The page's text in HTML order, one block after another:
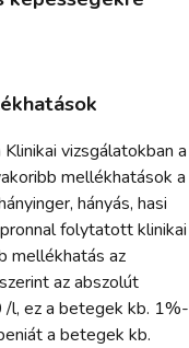
vizsgálatokban a
mellékhatások a
hányás, hasi
folytatott klinikai
mellékhatás az
az abszolút
l, ez a betegek kb. 1%-
a betegek kb.